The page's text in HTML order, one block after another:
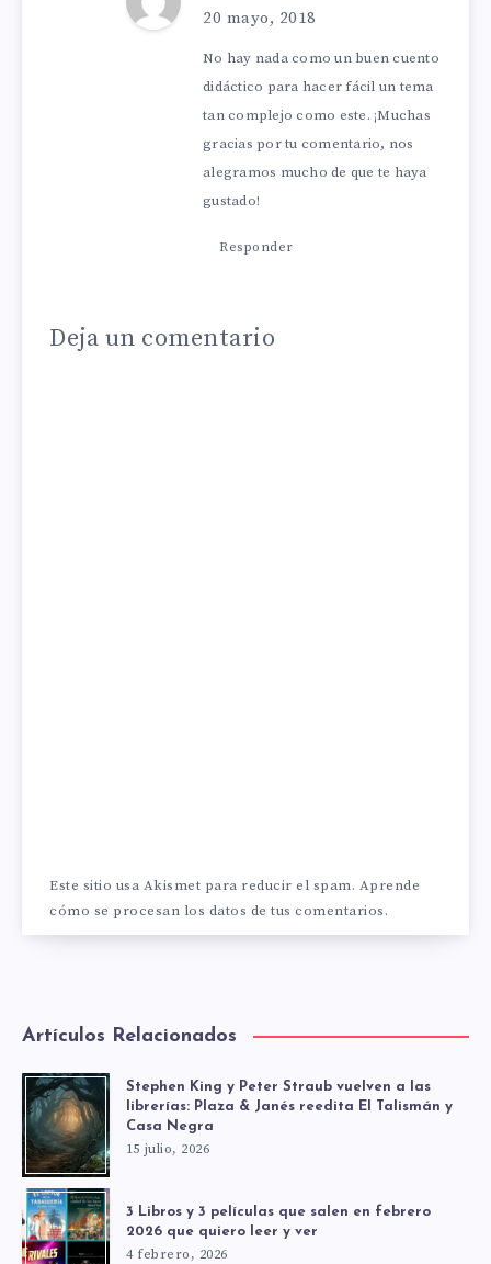
20 mayo, 2018
No hay nada como un buen cuento
didáctico para hacer fácil un tema
tan complejo como este. ¡Muchas
gracias por tu comentario, nos
alegramos mucho de que te haya
gustado!
Responder
Deja un comentario
Este sitio usa Akismet para reducir el spam. Aprende
cómo se procesan los datos de tus comentarios.
Artículos Relacionados
Stephen King y Peter Straub vuelven a las
librerías: Plaza & Janés reedita El Talismán y
Casa Negra
15 julio, 2026
3 Libros y 3 películas que salen en febrero
2026 que quiero leer y ver
4 febrero, 2026